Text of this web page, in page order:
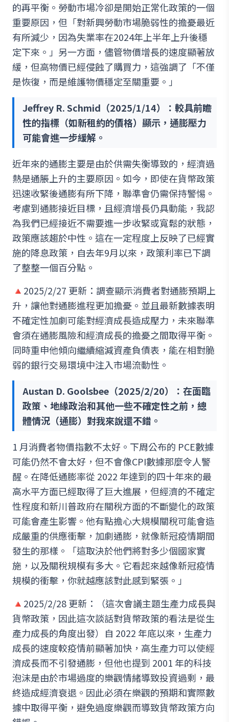
的再平衡。勞動市場冷卻是開始正常化政策的一個
重要原因，但「對新興勞動市場脆弱性的擔憂最近
有所減少，因為失業率在2024年上半年上升後穩
定下來。」另一方面，儘管物價增長的速度顯著放
緩，但高物價已經侵蝕了購買力，這強調了「不僅
是恢復，而是維護物價穩定至關重要。」
Jeffrey R. Schmid（2025/1/14）：較具前瞻
性的指標（如新租約的價格）顯示，通膨壓力
可能會進一步緩解。
近年來的通膨主要是由於供需失衡導致的，經濟過
熱是通脹上升的主要原因。如今，即使在貨幣政策
迅速收緊後通膨有所下降，聯準會仍需保持警惕。
考慮到通膨接近目標，且經濟增長仍具動能，我認
為我們已經接近不需要進一步收緊或寬鬆的狀態，
政策應該趨於中性。這在一定程度上反映了已經實
施的降息政策，自去年9月以來，政策利率已下調
了整整一個百分點。
🔺2025/2/27 更新：調查顯示消費者對通膨預期上
升，讓他對通膨進程更加擔憂。並且最新數據表明
不確定性加劇可能對經濟成長造成壓力，未來聯準
會須在通膨風險和經濟成長的擔憂之間取得平衡。
同時重申他傾向繼續縮減資產負債表，能在相對脆
弱的銀行交易環境中注入市場流動性。
Austan D. Goolsbee（2025/2/20）：在面臨
政策、地緣政治和其他一些不確定性之前，總
體情況（通膨）對我來說還不錯。
1 月消費者物價指數不太好。下周公布的 PCE數據
可能仍然不會太好，但不會像CPI數據那麼令人警
醒。在降低通膨率從 2022 年達到的四十年來的最
高水平方面已經取得了巨大進展，但經濟的不確定
性程度和新川普政府在關稅方面的不斷變化的政策
可能會產生影響。他有點擔心大規模關稅可能會造
成嚴重的供應衝擊，加劇通膨，就像新冠疫情期間
發生的那樣。「這取決於他們將對多少個國家實
施，以及關稅規模有多大。它看起來越像新冠疫情
規模的衝擊，你就越應該對此感到緊張。」
🔺2025/2/28 更新：（這次會議主題生產力成長與
貨幣政策，因此這次談話對貨幣政策的看法是從生
產力成長的角度出發）自 2022 年底以來，生產力
成長的速度較疫情前顯著加快，高生產力可以使經
濟成長而不引發通膨，但他也提到 2001 年的科技
泡沫是由於市場過度的樂觀情緒導致投資過剩，最
終造成經濟衰退。因此必須在樂觀的預期和實際數
據中取得平衡，避免過度樂觀而導致貨幣政策方向